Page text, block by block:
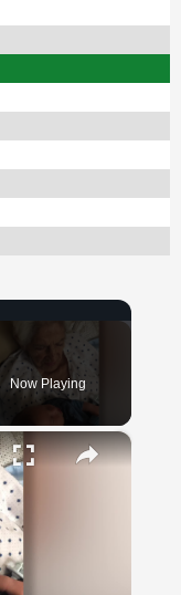
Now Playing
×